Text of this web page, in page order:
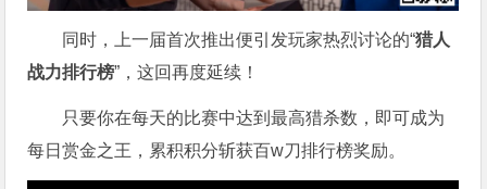
同时，上一届首次推出便引发玩家热烈讨论的“猎人
战力排行榜”，这回再度延续！
只要你在每天的比赛中达到最高猎杀数，即可成为
每日赏金之王，累积积分斩获百w刀排行榜奖励。